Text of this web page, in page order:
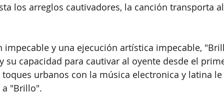
los arreglos cautivadores, la canción transporta
impecable y una ejecución artística impecable,
su capacidad para cautivar al oyente desde el
urbanos con la música electronica y latina
"Brillo".